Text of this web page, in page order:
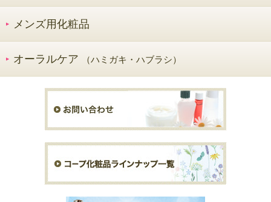
メンズ用化粧品
オーラルケア （ハミガキ・ハブラシ）